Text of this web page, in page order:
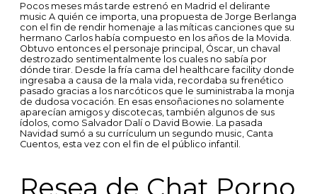
Pocos meses más tarde estrenó en Madrid el delirante
music A quién ce importa, una propuesta de Jorge Berlanga
con el fin de rendir homenaje a las míticas canciones que su
hermano Carlos había compuesto en los años de la Movida.
Obtuvo entonces el personaje principal, Óscar, un chaval
destrozado sentimentalmente los cuales no sabía por
dónde tirar. Desde la fría cama del healthcare facility donde
ingresaba a causa de la mala vida, recordaba su frenético
pasado gracias a los narcóticos que le suministraba la monja
de dudosa vocación. En esas ensoñaciones no solamente
aparecían amigos y discotecas, también algunos de sus
ídolos, como Salvador Dalí o David Bowie. La pasada
Navidad sumó a su currículum un segundo music, Canta
Cuentos, esta vez con el fin de el público infantil.
Resea de Chat Porno